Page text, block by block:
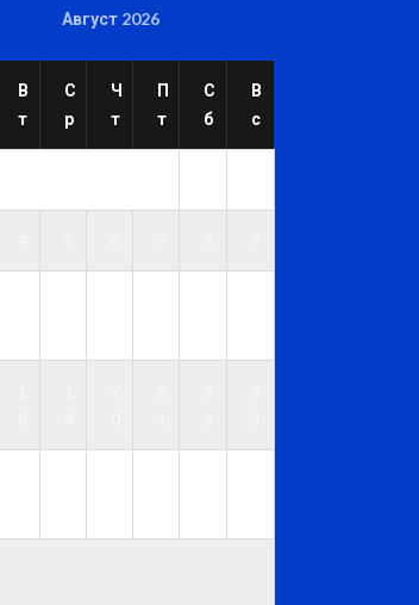
Август 2026
В
т
С
р
Ч
т
П
т
С
б
В
с